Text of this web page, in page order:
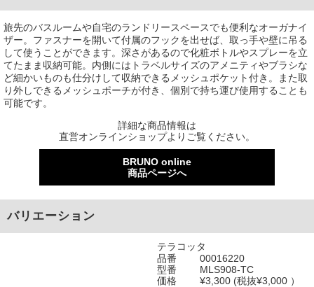
旅先のバスルームや自宅のランドリースペースでも便利なオーガナイ
ザー。ファスナーを開いて付属のフックを出せば、取っ手や壁に吊る
して使うことができます。深さがあるので化粧ボトルやスプレーを立
てたまま収納可能。内側にはトラベルサイズのアメニティやブラシな
ど細かいものも仕分けして収納できるメッシュポケット付き。また取
り外しできるメッシュポーチが付き、個別で持ち運び使用することも
可能です。
詳細な商品情報は
直営オンラインショップよりご覧ください。
BRUNO online
商品ページへ
バリエーション
テラコッタ
品番
00016220
型番
MLS908-TC
価格
¥3,300 (税抜¥3,000 ）